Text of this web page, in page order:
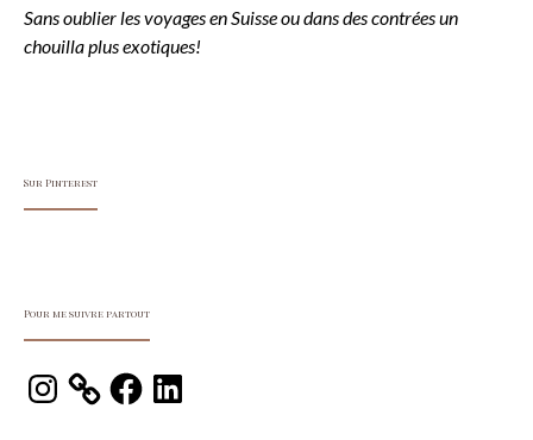
Sans oublier les voyages en Suisse ou dans des contrées un
chouilla plus exotiques!
Sur Pinterest
Pour me suivre partout
Instagram FacebookLinkedIn